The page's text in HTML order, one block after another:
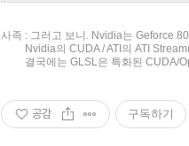
사족 : 그러고 보니. Nvidia는 Geforce
Nvidia의 CUDA / ATI의 ATI
결국에는 GLSL은 특화된 CUDA/
공감 구독하기